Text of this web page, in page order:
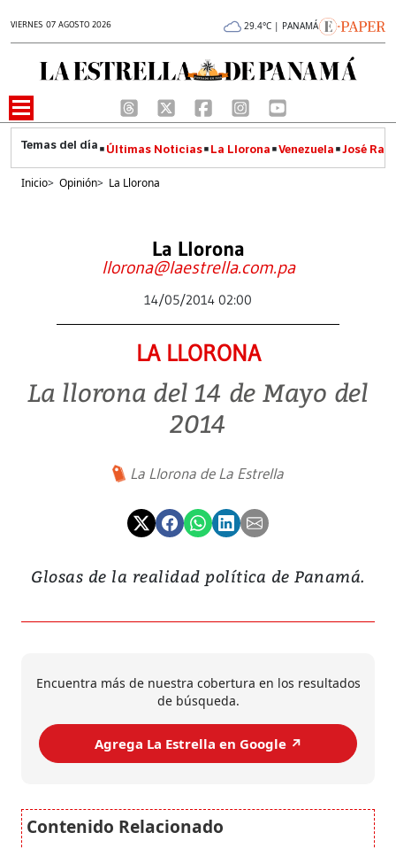
VIERNES 07 AGOSTO 2026 29.4°C | PANAMÁ
Últimas Noticias La Llorona Venezuela José
Inicio> Opinión> La Llorona
La Llorona
llorona@laestrella.com.pa
14/05/2014 02:00
LA LLORONA
La llorona del 14 de Mayo del
2014
La Llorona de La Estrella
Glosas de la realidad política de Panamá.
Encuentra más de nuestra cobertura en los resultados
de búsqueda.
Agrega La Estrella en Google ↗️